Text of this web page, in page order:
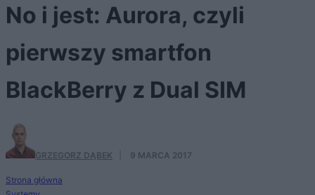
No i jest: Aurora, czyli
pierwszy smartfon
BlackBerry z Dual SIM
GRZEGORZ DĄBEK 9 MARCA 2017
Strona główna